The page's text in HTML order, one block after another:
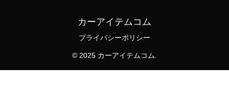
カーアイテムコム
プライバシーポリシー
© 2025 カーアイテムコム.